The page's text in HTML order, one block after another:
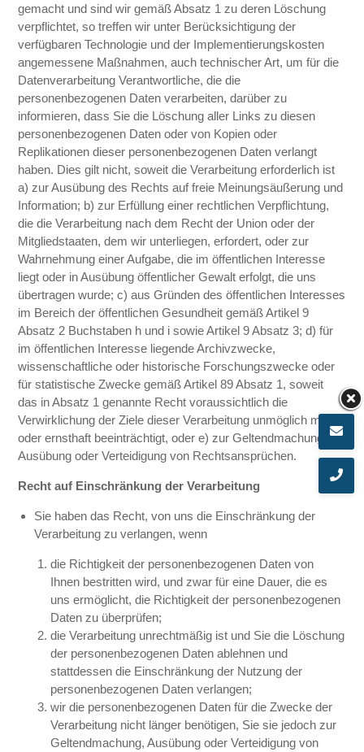
gemacht und sind wir gemäß Absatz 1 zu deren Löschung
verpflichtet, so treffen wir unter Berücksichtigung der
verfügbaren Technologie und der Implementierungskosten
angemessene Maßnahmen, auch technischer Art, um für die
Datenverarbeitung Verantwortliche, die die
personenbezogenen Daten verarbeiten, darüber zu
informieren, dass Sie die Löschung aller Links zu diesen
personenbezogenen Daten oder von Kopien oder
Replikationen dieser personenbezogenen Daten verlangt
haben. Dies gilt nicht, soweit die Verarbeitung erforderlich ist
a) zur Ausübung des Rechts auf freie Meinungsäußerung und
Information; b) zur Erfüllung einer rechtlichen Verpflichtung,
die die Verarbeitung nach dem Recht der Union oder der
Mitgliedstaaten, dem wir unterliegen, erfordert, oder zur
Wahrnehmung einer Aufgabe, die im öffentlichen Interesse
liegt oder in Ausübung öffentlicher Gewalt erfolgt, die uns
übertragen wurde; c) aus Gründen des öffentlichen Interesses
im Bereich der öffentlichen Gesundheit gemäß Artikel 9
Absatz 2 Buchstaben h und i sowie Artikel 9 Absatz 3; d) für
im öffentlichen Interesse liegende Archivzwecke,
wissenschaftliche oder historische Forschungszwecke oder
für statistische Zwecke gemäß Artikel 89 Absatz 1, soweit
das in Absatz 1 genannte Recht voraussichtlich die
Verwirklichung der Ziele dieser Verarbeitung unmöglich macht
oder ernsthaft beeinträchtigt, oder e) zur Geltendmachung,
Ausübung oder Verteidigung von Rechtsansprüchen.
Recht auf Einschränkung der Verarbeitung
Sie haben das Recht, von uns die Einschränkung der
Verarbeitung zu verlangen, wenn
die Richtigkeit der personenbezogenen Daten von
Ihnen bestritten wird, und zwar für eine Dauer, die es
uns ermöglicht, die Richtigkeit der personenbezogenen
Daten zu überprüfen;
die Verarbeitung unrechtmäßig ist und Sie die Löschung
der personenbezogenen Daten ablehnen und
stattdessen die Einschränkung der Nutzung der
personenbezogenen Daten verlangen;
wir die personenbezogenen Daten für die Zwecke der
Verarbeitung nicht länger benötigen, Sie sie jedoch zur
Geltendmachung, Ausübung oder Verteidigung von